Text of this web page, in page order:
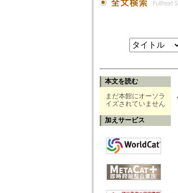
本文を読む
まだ本館にオーソラ
イズされていません
加えサービス